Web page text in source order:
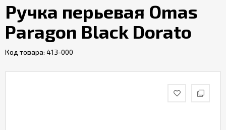
Обзоры
ручек
Контакты
Ручка перьевая Omas
Paragon Black Dorato
Код товара: 413-000